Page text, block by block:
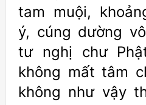
tam muội,
ý, cúng dường
tư nghị chư
không mất tâm
không như vậy